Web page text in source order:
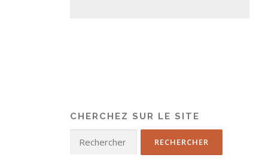
CHERCHEZ SUR LE SITE